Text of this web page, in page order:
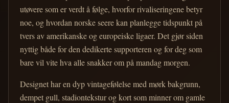
utøvere som er verdt å følge, hvorfor rivaliseringene betyr
noe, og hvordan norske seere kan planlegge tidspunkt på
tvers av amerikanske og europeiske ligaer. Det gjør siden
nyttig både for den dedikerte supporteren og for deg som
bare vil vite hva alle snakker om på mandag morgen.
Designet har en dyp vintagefølelse med mørk bakgrunn,
dempet gull, stadiontekstur og kort som minner om gamle